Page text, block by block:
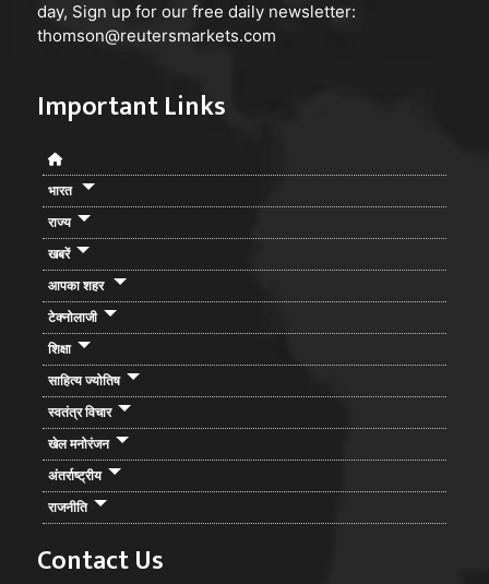
day, Sign up for our free daily newsletter:
thomson@reutersmarkets.com
Important Links
भारत
राज्य
खबरें
आपका शहर
टेक्नोलाजी
शिक्षा
साहित्य ज्योतिष
स्वतंत्र विचार
खेल मनोरंजन
अंतर्राष्ट्रीय
राजनीति
Contact Us